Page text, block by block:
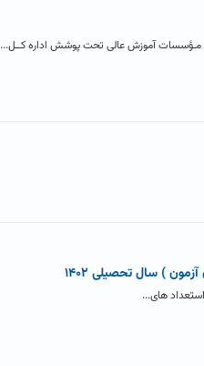
مـؤسسات آموزش عالی تحت پوشش اداره کــل...
) سال تحصیلی ۱۴۰۲
های...